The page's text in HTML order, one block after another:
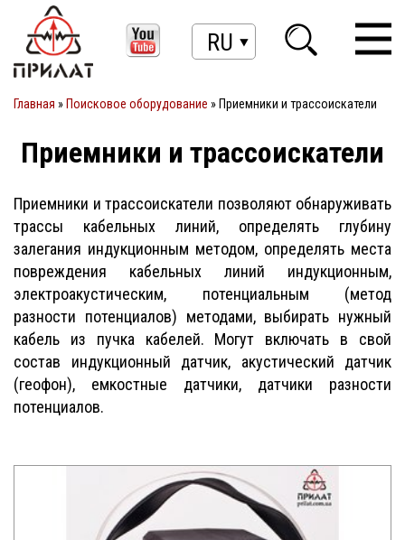
RU
Главная » Поисковое оборудование » Приемники и трассоискатели
Приемники и трассоискатели
Приемники и трассоискатели позволяют обнаруживать
трассы кабельных линий, определять глубину
залегания индукционным методом, определять места
повреждения кабельных линий индукционным,
электроакустическим, потенциальным (метод
разности потенциалов) методами, выбирать нужный
кабель из пучка кабелей. Могут включать в свой
состав индукционный датчик, акустический датчик
(геофон), емкостные датчики, датчики разности
потенциалов.